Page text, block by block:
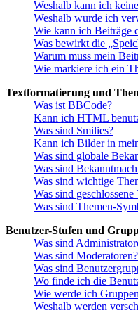
Weshalb kann ich
Weshalb wurde ich
Wie kann ich Beiträge
Was bewirkt die
Warum muss mein
Wie markiere ich ein
Textformatierung und
Was ist BBCode?
Kann ich HTML
Was sind Smilies?
Kann ich Bilder in
Was sind globale
Was sind
Was sind wichtige
Was sind geschlossene
Was sind Themen-
Benutzer-Stufen und
Was sind
Was sind Moderatoren?
Was sind
Wo finde ich die
Wie werde ich
Weshalb werden